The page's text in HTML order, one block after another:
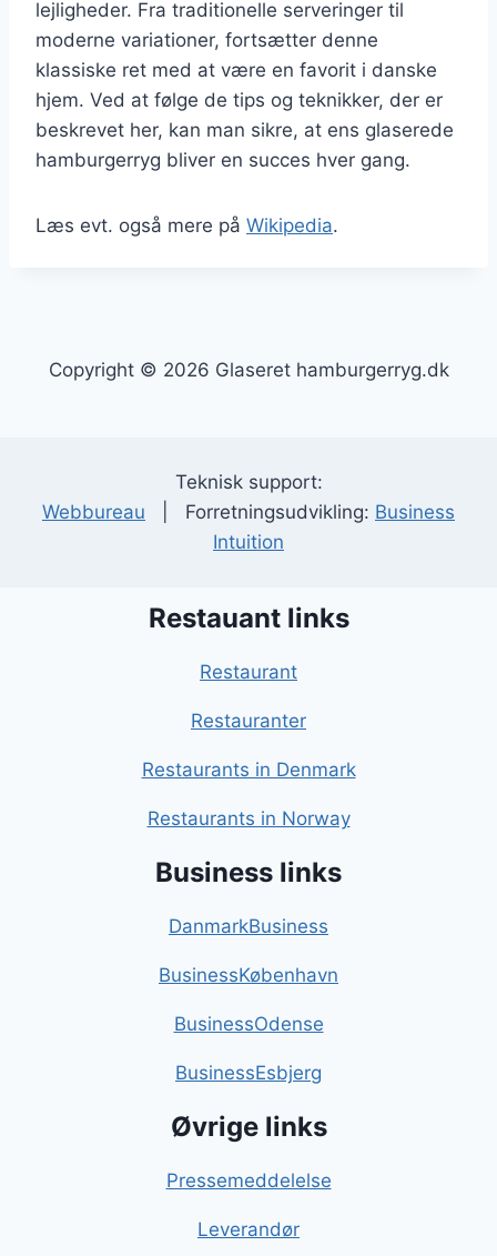
lejligheder. Fra traditionelle serveringer til
moderne variationer, fortsætter denne
klassiske ret med at være en favorit i danske
hjem. Ved at følge de tips og teknikker, der er
beskrevet her, kan man sikre, at ens glaserede
hamburgerryg bliver en succes hver gang.
Læs evt. også mere på Wikipedia.
Copyright © 2026 Glaseret hamburgerryg.dk
Teknisk support:
Webbureau | Forretningsudvikling: Business
Intuition
Restauant links
Restaurant
Restauranter
Restaurants in Denmark
Restaurants in Norway
Business links
DanmarkBusiness
BusinessKøbenhavn
BusinessOdense
BusinessEsbjerg
Øvrige links
Pressemeddelelse
Leverandør